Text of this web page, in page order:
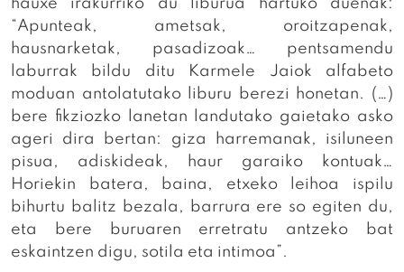
hauxe irakurriko du liburua hartuko duenak:
“Apunteak, ametsak, oroitzapenak,
hausnarketak, pasadizoak… pentsamendu
laburrak bildu ditu Karmele Jaiok alfabeto
moduan antolatutako liburu berezi honetan. (…)
bere fikziozko lanetan landutako gaietako asko
ageri dira bertan: giza harremanak, isiluneen
pisua, adiskideak, haur garaiko kontuak…
Horiekin batera, baina, etxeko leihoa ispilu
bihurtu balitz bezala, barrura ere so egiten du,
eta bere buruaren erretratu antzeko bat
eskaintzen digu, sotila eta intimoa”.